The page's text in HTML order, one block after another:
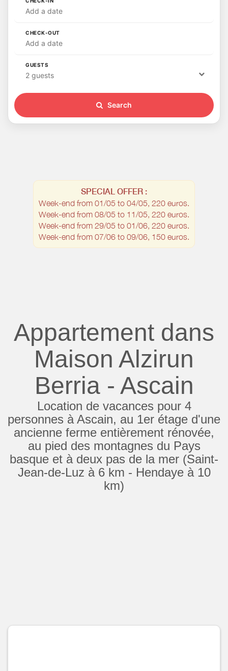
Add a date
CHECK-OUT
Add a date
GUESTS
2 guests
Search
SPECIAL OFFER :
Week-end from 01/05 to 04/05, 220 euros.
Week-end from 08/05 to 11/05, 220 euros.
Week-end from 29/05 to 01/06, 220 euros.
Week-end from 07/06 to 09/06, 150 euros.
Appartement dans
Maison Alzirun
Berria - Ascain
Location de vacances pour 4
personnes à Ascain, au 1er étage d'une
ancienne ferme entièrement rénovée,
au pied des montagnes du Pays
basque et à deux pas de la mer (Saint-
Jean-de-Luz à 6 km - Hendaye à 10
km)